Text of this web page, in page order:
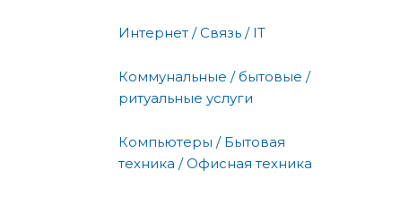
Интернет / Связь / IT
Коммунальные / бытовые /
ритуальные услуги
Компьютеры / Бытовая
техника / Офисная техника